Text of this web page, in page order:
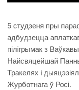
5 студзеня пры
адбудзецца
пілігрымак з
Найсвяцейшай
Тракелях і
Журботнага ў Росі.